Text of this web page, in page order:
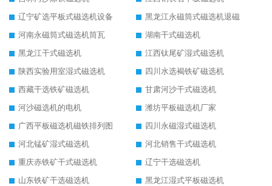
辽宁矿选平板式磁选机设备
黑龙江永磁筒式磁选机退磁
河南永磁筒式磁选机筒瓦
湖南干式磁选机
黑龙江干式磁选机
江西钛尾矿湿式磁选机
陕西实验用室湿式磁选机
四川水选褐铁矿磁选机
西藏干选铁矿磁选机
甘肃河沙干式磁选机
河沙磁选机的电机
潍坊平板磁选机厂家
广西平板磁选机磁铁排列图
四川永磁湿式磁选机
河北锰矿湿式磁选机
河北销售干式磁选机
重庆赤铁矿干式磁选机
辽宁干选磁选机
山东铁矿干选磁选机
黑龙江湿式平板磁选机